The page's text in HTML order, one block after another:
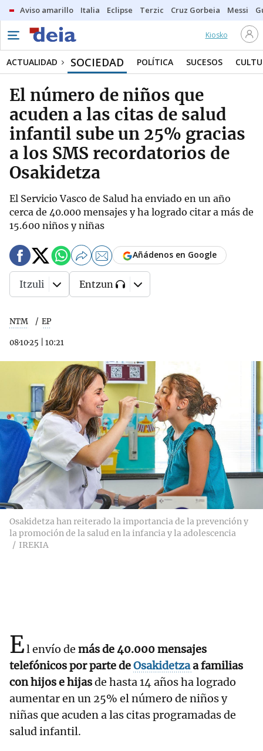
Aviso amarillo Italia Eclipse Terzic Cruz Gorbeia Messi
Kiosko
ACTUALIDAD SOCIEDAD POLÍTICA SUCESOS
El número de niños que
acuden a las citas de salud
infantil sube un 25% gracias
a los SMS recordatorios de
Osakidetza
El Servicio Vasco de Salud ha enviado en un año
cerca de 40.000 mensajes y ha logrado citar a más de
15.600 niños y niñas
NTM EP
08·10·25 10:21
Añádenos en Google
Itzuli Entzun
Osakidetza han reiterado la importancia de la prevención y
la promoción de la salud en la infancia y la adolescencia
IREKIA
El envío de más de 40.000 mensajes
telefónicos por parte deOsakidetzaa familias
con hijos e hijasde hasta 14 años ha logrado
aumentar en un 25% el número de niños y
niñas que acuden a las citas programadas de
salud infantil.